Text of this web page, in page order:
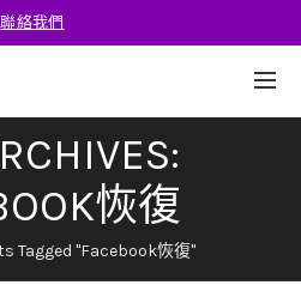
聯絡我們
恢復
Tagged "Facebook恢復"